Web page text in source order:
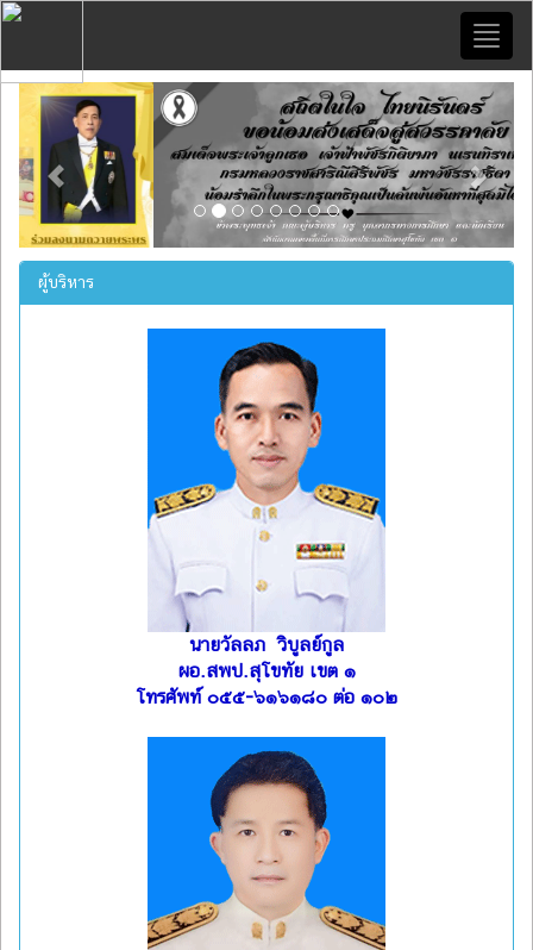
Previous Next
ผู้บริหาร
นายวัลลภ วิบูลย์กูล
ผอ.สพป.สุโขทัย เขต ๑
โทรศัพท์ ๐๕๕-๖๑๖๑๘๐ ต่อ ๑๐๒